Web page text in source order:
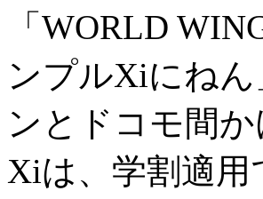
「WORLD
ンプルXiにね
ンとドコモ間
Xiは、学割適用